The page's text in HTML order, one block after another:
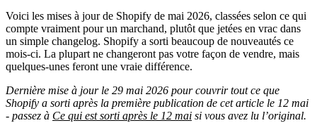
Voici les mises à jour de Shopify de mai 2026, classées selon ce qui
compte vraiment pour un marchand, plutôt que jetées en vrac dans
un simple changelog. Shopify a sorti beaucoup de nouveautés ce
mois-ci. La plupart ne changeront pas votre façon de vendre, mais
quelques-unes feront une vraie différence.
Dernière mise à jour le 29 mai 2026 pour couvrir tout ce que
Shopify a sorti après la première publication de cet article le 12 mai
- passez à Ce qui est sorti après le 12 mai si vous avez lu l’original.